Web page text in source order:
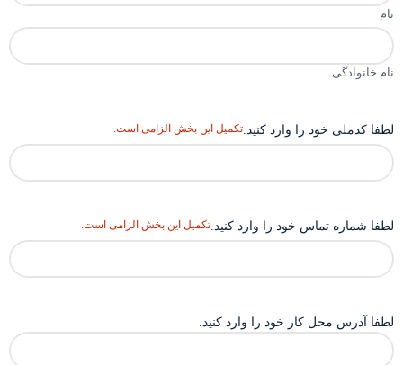
نام
نام خانوادگی
لطفا کدملی خود را وارد کنید.تکمیل این بخش الزامی است.
لطفا شماره تماس خود را وارد کنید.تکمیل این بخش الزامی است.
لطفا آدرس محل کار خود را وارد کنید.